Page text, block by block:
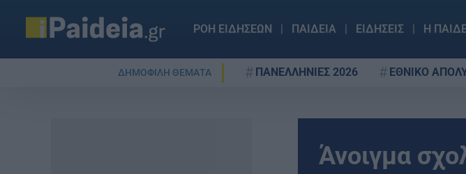
ΡΟΗ ΕΙΔΗΣΕΩΝ ΠΑΙΔΕΙΑ ΕΙΔΗΣΕΙΣ Η
ΔΗΜΟΦΙΛΗ ΘΕΜΑΤΑ ΠΑΝΕΛΛΗΝΙΕΣ 2026 ΕΘΝΙΚΟ
Άνοιγμα